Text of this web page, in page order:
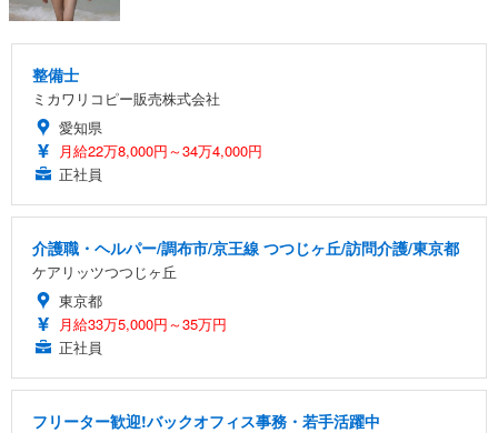
整備士
ミカワリコピー販売株式会社
愛知県
月給22万8,000円～34万4,000円
正社員
介護職・ヘルパー/調布市/京王線 つつじヶ丘/訪問介護/東京都
ケアリッツつつじヶ丘
東京都
月給33万5,000円～35万円
正社員
フリーター歓迎!バックオフィス事務・若手活躍中